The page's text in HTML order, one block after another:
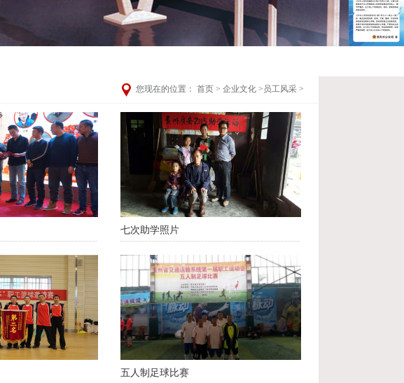
您现在的位置： 首页 > 企业文化 > 员工风采 >
七次助学照片
五人制足球比赛